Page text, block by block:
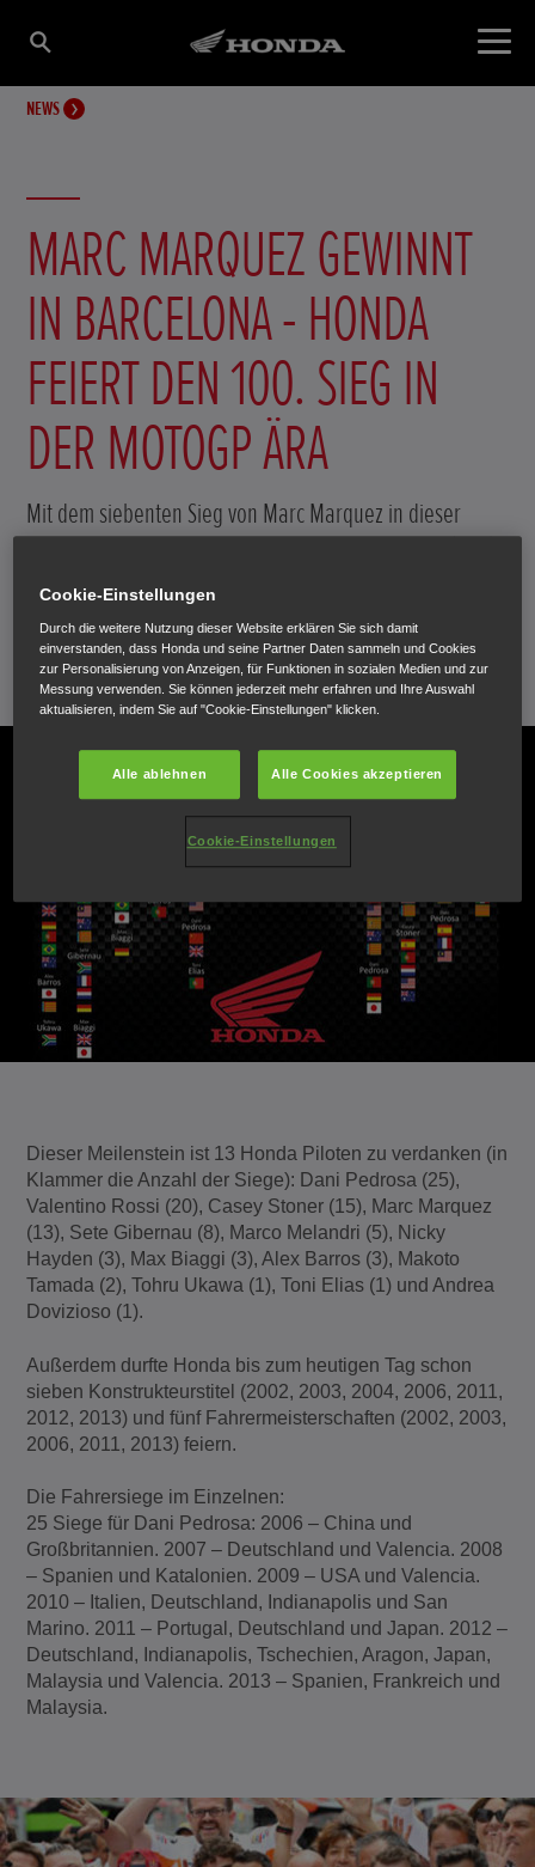
NEWS
MARC MARQUEZ GEWINNT
IN BARCELONA - HONDA
FEIERT DEN 100. SIEG IN
DER MOTOGP ÄRA
Mit dem siebenten Sieg von Marc Marquez in dieser
Saison, verzeichnet die Honda Racing Corporation (HRC)
den 100. Sieg seit der Einführung der MotoGP Klasse im
16. Juni 2014
Dieser Meilenstein ist 13 Honda Piloten zu verdanken (in
Klammer die Anzahl der Siege): Dani Pedrosa (25),
Valentino Rossi (20), Casey Stoner (15), Marc Marquez
(13), Sete Gibernau (8), Marco Melandri (5), Nicky
Hayden (3), Max Biaggi (3), Alex Barros (3), Makoto
Tamada (2), Tohru Ukawa (1), Toni Elias (1) und Andrea
Dovizioso (1).
Außerdem durfte Honda bis zum heutigen Tag schon
sieben Konstrukteurstitel (2002, 2003, 2004, 2006, 2011,
2012, 2013) und fünf Fahrermeisterschaften (2002, 2003,
2006, 2011, 2013) feiern.
Die Fahrersiege im Einzelnen:
25 Siege für Dani Pedrosa: 2006 – China und
Großbritannien. 2007 – Deutschland und Valencia. 2008
– Spanien und Katalonien. 2009 – USA und Valencia.
2010 – Italien, Deutschland, Indianapolis und San
Marino. 2011 – Portugal, Deutschland und Japan. 2012 –
Deutschland, Indianapolis, Tschechien, Aragon, Japan,
Malaysia und Valencia. 2013 – Spanien, Frankreich und
Malaysia.
Cookie-Einstellungen
Durch die weitere Nutzung dieser Website erklären Sie sich damit
einverstanden, dass Honda und seine Partner Daten sammeln und Cookies
zur Personalisierung von Anzeigen, für Funktionen in sozialen Medien und zur
Messung verwenden. Sie können jederzeit mehr erfahren und Ihre Auswahl
aktualisieren, indem Sie auf "Cookie-Einstellungen" klicken.
Alle ablehnen Alle Cookies akzeptieren
Cookie-Einstellungen